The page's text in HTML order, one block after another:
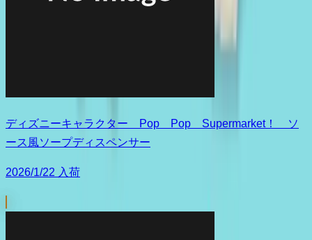
ディズニーキャラクター Pop Pop Supermarket！ ソ
ース風ソープディスペンサー
2026/1/22 入荷